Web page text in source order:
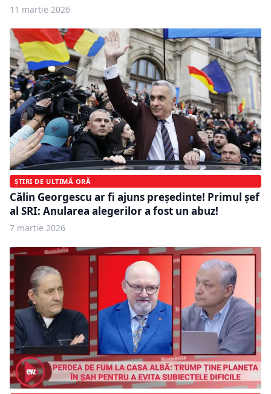
11 martie 2026
ȘTIRI DE ULTIMĂ ORĂ
Călin Georgescu ar fi ajuns președinte! Primul șef
al SRI: Anularea alegerilor a fost un abuz!
7 martie 2026